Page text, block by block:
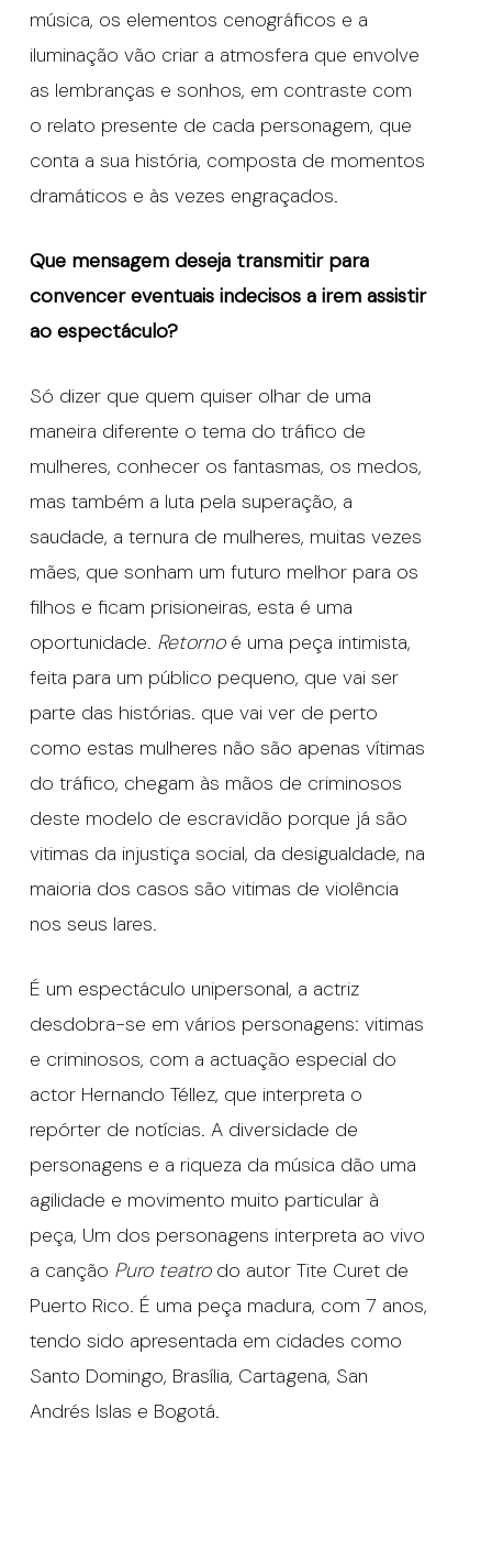
música, os elementos cenográficos e a
iluminação vão criar a atmosfera que envolve
as lembranças e sonhos, em contraste com
o relato presente de cada personagem, que
conta a sua história, composta de momentos
dramáticos e às vezes engraçados.
Que mensagem deseja transmitir para
convencer eventuais indecisos a irem assistir
ao espectáculo?
Só dizer que quem quiser olhar de uma
maneira diferente o tema do tráfico de
mulheres, conhecer os fantasmas, os medos,
mas também a luta pela superação, a
saudade, a ternura de mulheres, muitas vezes
mães, que sonham um futuro melhor para os
filhos e ficam prisioneiras, esta é uma
oportunidade. Retornoé uma peça intimista,
feita para um público pequeno, que vai ser
parte das histórias. que vai ver de perto
como estas mulheres não são apenas vítimas
do tráfico, chegam às mãos de criminosos
deste modelo de escravidão porque já são
vitimas da injustiça social, da desigualdade, na
maioria dos casos são vitimas de violência
nos seus lares.
É um espectáculo unipersonal, a actriz
desdobra-se em vários personagens: vitimas
e criminosos, com a actuação especial do
actor Hernando Téllez, que interpreta o
repórter de notícias. A diversidade de
personagens e a riqueza da música dão uma
agilidade e movimento muito particular à
peça, Um dos personagens interpreta ao vivo
a canção Puro teatrodo autor Tite Curet de
Puerto Rico. É uma peça madura, com 7 anos,
tendo sido apresentada em cidades como
Santo Domingo, Brasília, Cartagena, San
Andrés Islas e Bogotá.